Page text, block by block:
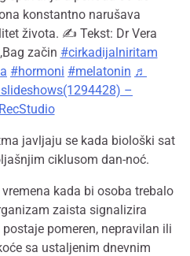
konstantno narušava
života. ✍ Tekst: Dr Vera
začin #cirkadijalniritam
#hormoni #melatonin ♬
–
javljaju se kada biološki sat
ciklusom dan-noć.
kada bi osoba trebalo
zaista signalizira
pomeren, nepravilan ili
sa ustaljenim dnevnim